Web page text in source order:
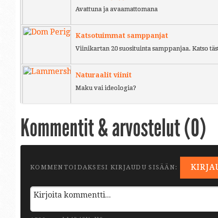
Avattuna ja avaamattomana
Katsotuimmat samppanjat
Viinikartan 20 suosituinta samppanjaa. Katso
Naturaalit viinit
Maku vai ideologia?
Kommentit & arvostelut (0)
KOMMENTOIDAKSESI KIRJAUDU SISÄÄN: